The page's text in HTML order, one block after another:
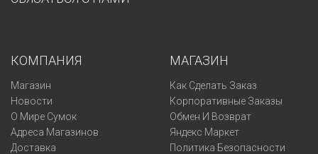
КОМПАНИЯ
Магазин
Новости
О Мире Сумок
Адреса Магазинов
Доставка
МАГАЗИН
Как Сделать Заказ
Корпоративные Заказы
Обмен И Возврат
Яндекс Маркет
Политика Безопасности